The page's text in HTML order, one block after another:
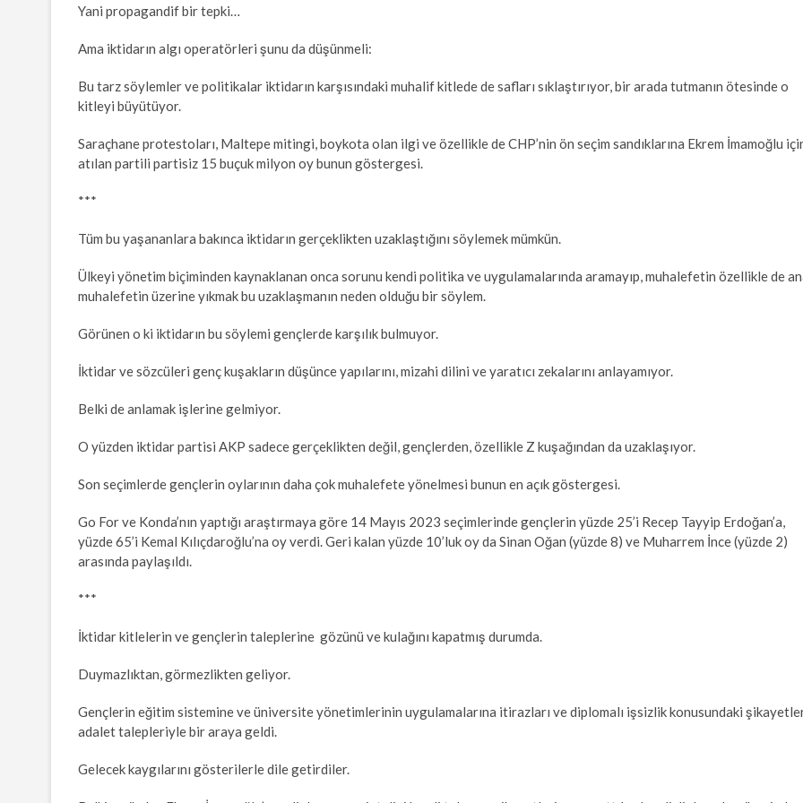
Yani propagandif bir tepki…
Ama iktidarın algı operatörleri şunu da düşünmeli:
Bu tarz söylemler ve politikalar iktidarın karşısındaki muhalif kitlede de safları sıklaştırıyor, bir arada tutmanın ötesinde o
kitleyi büyütüyor.
Saraçhane protestoları, Maltepe mitingi, boykota olan ilgi ve özellikle de CHP’nin ön seçim sandıklarına Ekrem İmamoğlu
atılan partili partisiz 15 buçuk milyon oy bunun göstergesi.
***
Tüm bu yaşananlara bakınca iktidarın gerçeklikten uzaklaştığını söylemek mümkün.
Ülkeyi yönetim biçiminden kaynaklanan onca sorunu kendi politika ve uygulamalarında aramayıp, muhalefetin özellikle de
muhalefetin üzerine yıkmak bu uzaklaşmanın neden olduğu bir söylem.
Görünen o ki iktidarın bu söylemi gençlerde karşılık bulmuyor.
İktidar ve sözcüleri genç kuşakların düşünce yapılarını, mizahi dilini ve yaratıcı zekalarını anlayamıyor.
Belki de anlamak işlerine gelmiyor.
O yüzden iktidar partisi AKP sadece gerçeklikten değil, gençlerden, özellikle Z kuşağından da uzaklaşıyor.
Son seçimlerde gençlerin oylarının daha çok muhalefete yönelmesi bunun en açık göstergesi.
Go For ve Konda’nın yaptığı araştırmaya göre 14 Mayıs 2023 seçimlerinde gençlerin yüzde 25’i Recep Tayyip Erdoğan’a,
yüzde 65’i Kemal Kılıçdaroğlu’na oy verdi. Geri kalan yüzde 10’luk oy da Sinan Oğan (yüzde 8) ve Muharrem İnce (yüzde 2)
arasında paylaşıldı.
***
İktidar kitlelerin ve gençlerin taleplerine gözünü ve kulağını kapatmış durumda.
Duymazlıktan, görmezlikten geliyor.
Gençlerin eğitim sistemine ve üniversite yönetimlerinin uygulamalarına itirazları ve diplomalı işsizlik konusundaki
adalet talepleriyle bir araya geldi.
Gelecek kaygılarını gösterilerle dile getirdiler.